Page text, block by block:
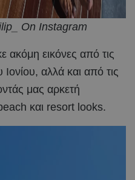
On Instagram
ακόμη εικόνες από τις
αλλά και από τις
μας αρκετή
και resort looks.